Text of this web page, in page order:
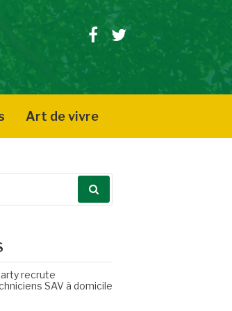
Facebook
Twitter
Art de vivre
recrute
SAV à domicile